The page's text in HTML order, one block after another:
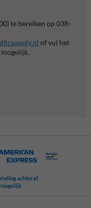
te bereiken op 038-
of vul het
achteraf
mogelijk